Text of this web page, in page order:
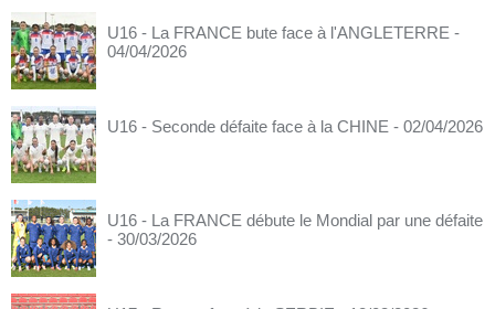
U16 - La FRANCE bute face à l'ANGLETERRE -
04/04/2026
U16 - Seconde défaite face à la CHINE - 02/04/2026
U16 - La FRANCE débute le Mondial par une défaite
- 30/03/2026